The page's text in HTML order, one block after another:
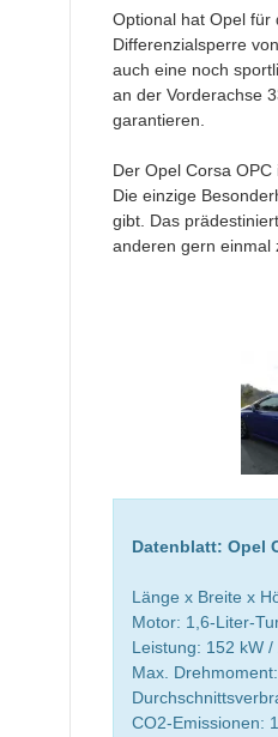
Optional hat Opel für
Differenzialsperre
auch eine noch
an der Vorderachse
garantieren.
Der Opel Corsa
Die einzige
gibt. Das
anderen gern einmal
Datenblatt: Opel
Länge x Breite x
Motor: 1,6-Liter-
Leistung: 152 kW /
Max.
CO2-Emissionen: